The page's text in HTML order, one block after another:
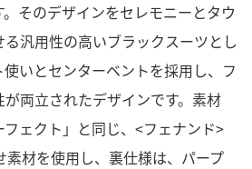
そのデザインをセレモニーとタウ
汎用性の高いブラックスーツとし
いとセンターベントを採用し、フ
両立されたデザインです。素材
ェクト」と同じ、<フェナンド>
素材を使用し、裏仕様は、パープ